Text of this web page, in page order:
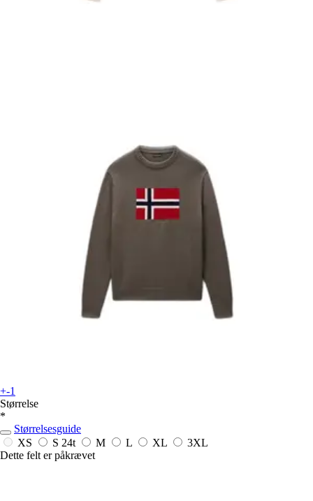
+-1
Størrelse
*
Størrelsesguide
XS
S 24t M L XL
3XL
Dette felt er påkrævet